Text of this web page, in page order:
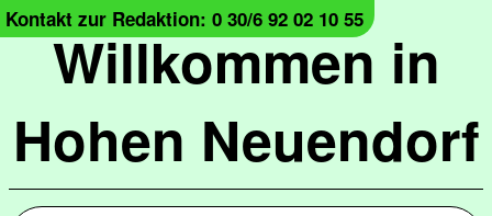
Willkommen in
Hohen Neuendorf
Kontakt zur Redaktion: 0 30/6 92 02 10 55